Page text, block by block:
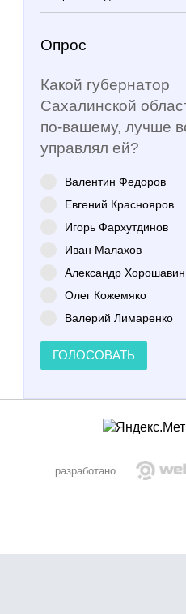
Опрос
Какой губернатор
Сахалинской
по-вашему, лучше
управлял ей?
Валентин Федоров
Евгений Краснояров
Игорь Фархутдинов
Иван Малахов
Александр Хорошавин
Олег Кожемяко
Валерий Лимаренко
ГОЛОСОВАТЬ
разработано